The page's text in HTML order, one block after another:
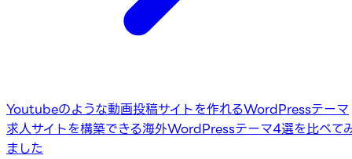
Youtubeのような動画投稿サイトを作れるWordPressテーマ
求人サイトを構築できる海外WordPressテーマ4選を比べて
ました